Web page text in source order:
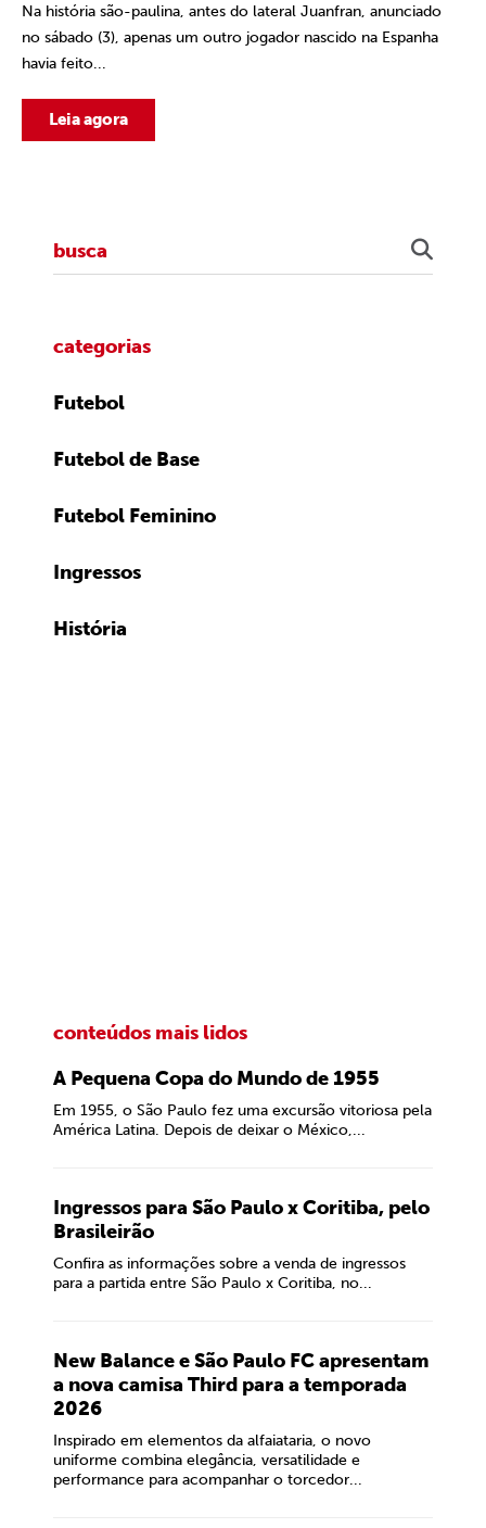
Na história são-paulina, antes do lateral Juanfran, anunciado
no sábado (3), apenas um outro jogador nascido na Espanha
havia feito...
Leia agora
categorias
Futebol
Futebol de Base
Futebol Feminino
Ingressos
História
conteúdos mais lidos
A Pequena Copa do Mundo de 1955
Em 1955, o São Paulo fez uma excursão vitoriosa pela
América Latina. Depois de deixar o México,...
Ingressos para São Paulo x Coritiba, pelo
Brasileirão
Confira as informações sobre a venda de ingressos
para a partida entre São Paulo x Coritiba, no...
New Balance e São Paulo FC apresentam
a nova camisa Third para a temporada
2026
Inspirado em elementos da alfaiataria, o novo
uniforme combina elegância, versatilidade e
performance para acompanhar o torcedor...